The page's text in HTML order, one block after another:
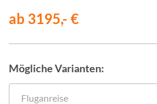
ab 3195,- €
Mögliche Varianten:
Fluganreise